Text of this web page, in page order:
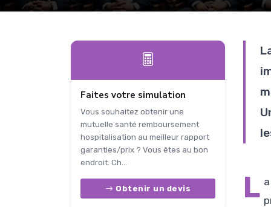
Faites votre simulation
Vous souhaitez obtenir une
mutuelle santé remboursement
hospitalisation au meilleur rapport
garanties/prix ? Vous êtes au bon
endroit. Ch...
Obtenir un devis L